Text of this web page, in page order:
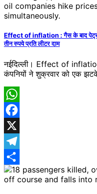
Effect of inflation : गैस के बाद
तीन रुपये प्रति लीटर दाम
नईदिल्ली। Effect of
कंपनियों ने शुक्रवार को एक
WhatsApp
Facebook
X
Telegram
Share